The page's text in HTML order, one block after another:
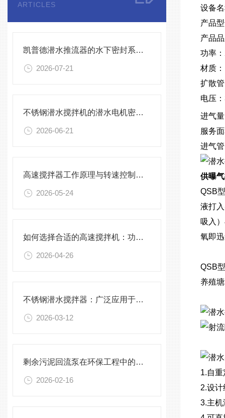
ARTICLES
凯普德潜水推流器的水下密封系统维护全流程指南说明
2026-07-21
不锈钢潜水搅拌机的潜水电机密封与泄漏保护
2026-06-21
高速搅拌器工作原理与转速控制技术分析
2026-05-24
如何选择合适的高速搅拌机：功率、转速、搅拌桨叶与物料适配性分析
2026-04-26
不锈钢潜水搅拌器：广泛应用于污水处理与化学工程
2026-03-12
剩余污泥回流泵在环保工程中的应用前景
2026-02-16
设备
产品
产品
功率
材质
扩散
电压
进气
服务
进气
供曝
QSB
液打
吸入
氧即
QSB
养殖
1.自
2.设
3.主